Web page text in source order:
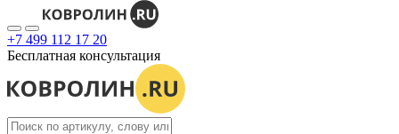
+7 499 112 17 20
Бесплатная консультация